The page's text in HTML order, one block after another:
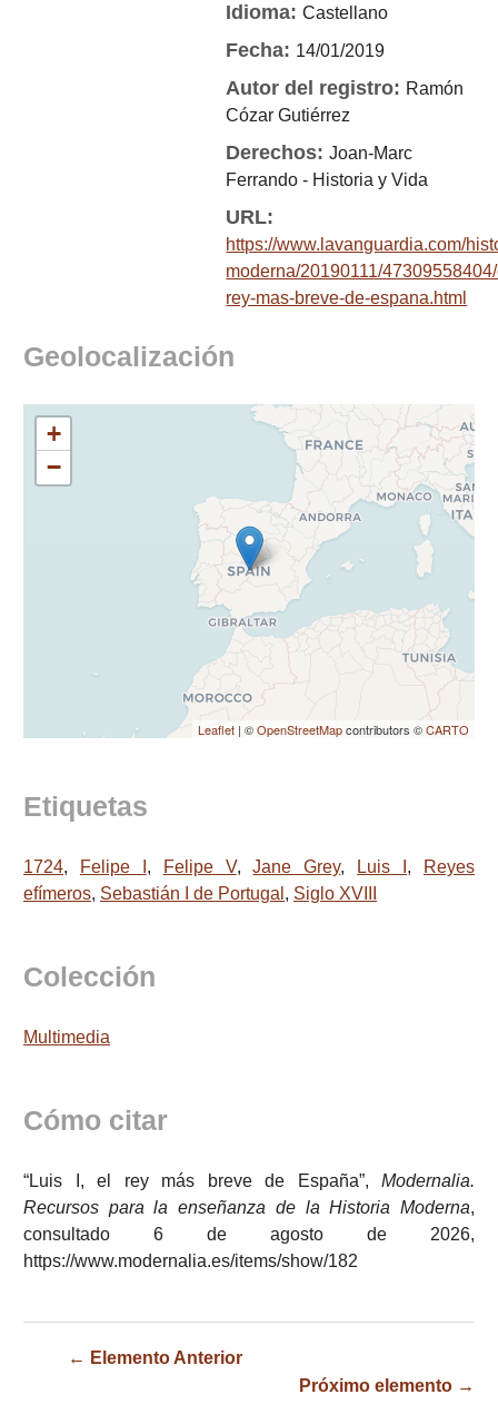
Idioma:Castellano
Fecha: 14/01/2019
Autor del registro: Ramón
Cózar Gutiérrez
Derechos:Joan-Marc
Ferrando - Historia y Vida
URL:
https://www.lavanguardia.com/
moderna/20190111/
rey-mas-breve-de-espana.html
Geolocalización
+
−
Leaflet | ©OpenStreetMapcontributors ©CARTO
Etiquetas
1724, Felipe I , Felipe V,Jane Grey, Luis I ,
Reyes
efímeros, Sebastián I de Portugal , Siglo XVIII
Colección
Multimedia
Cómo citar
“Luis I, el rey más breve de España”, Modernalia.
Recursos para la enseñanza de la Historia Moderna,
consultado 6 de agosto de 2026,
https://www.modernalia.es/items/show/182
← Elemento Anterior
Próximo elemento →